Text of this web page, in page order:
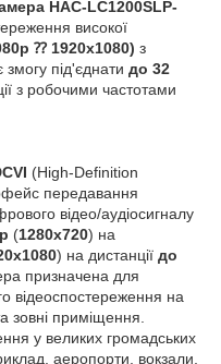
HAC-LC1200SLP-
високої
⁇ 1920х1080) з
під'єднати до 32
з робочими частотами
(High-Definition
передавання
відео/аудіосигналу
(1280x720) на
) на дистанції до
призначена для
відеоспостереження на
зовні приміщення.
у великих громадських
аеропорти, вокзали,